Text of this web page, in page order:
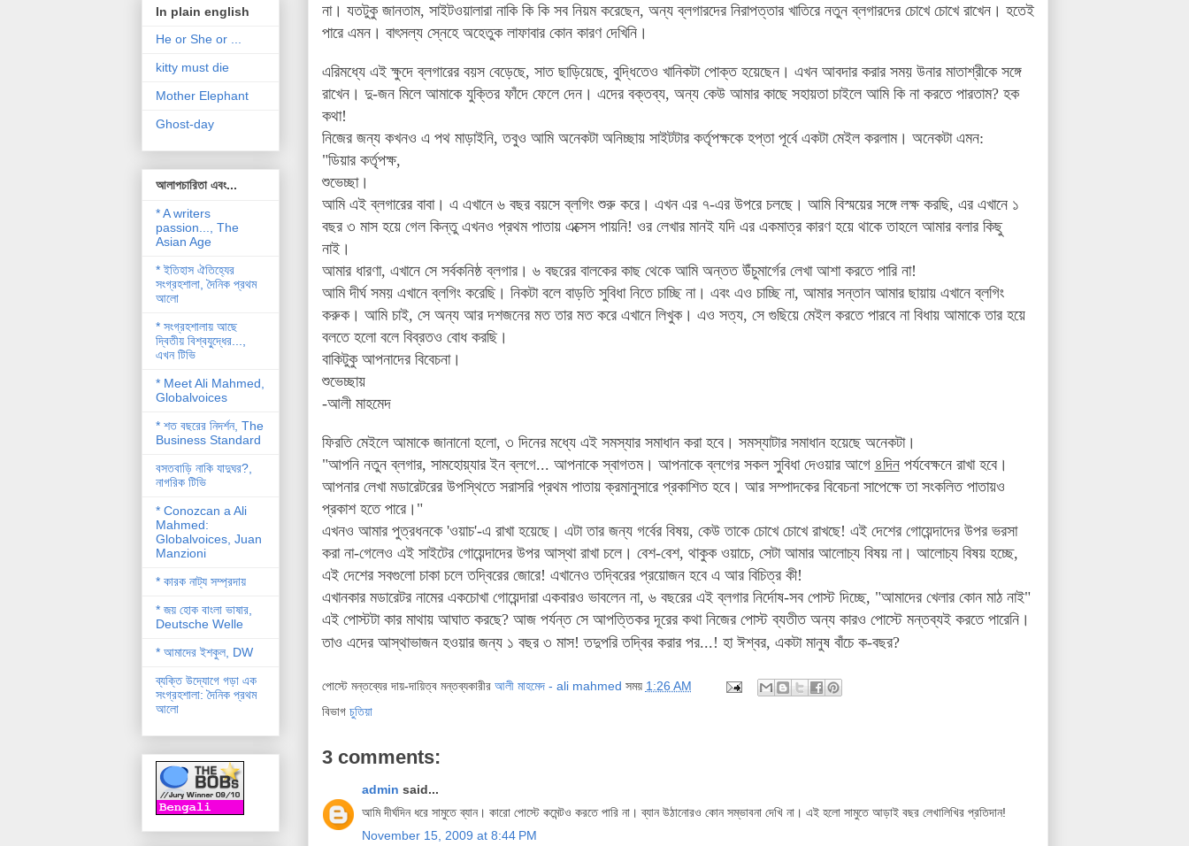
না। যতটুকু জানতাম, সাইটওয়ালারা নাকি কি কি সব নিয়ম করেছেন, অন্য ব্লগারদের নিরাপত্তার খাতিরে নতুন ব্লগারদের চোখে চোখে রাখেন। হতেই
পারে এমন। বাৎসল্য স্নেহে অহেতুক লাফাবার কোন কারণ দেখিনি।
এরিমধ্যে এই ক্ষুদে ব্লগারের বয়স বেড়েছে, সাত ছাড়িয়েছে, বুদ্ধিতেও খানিকটা পোক্ত হয়েছেন। এখন আবদার করার সময় উনার মাতাশ্রীকে সঙ্গে
রাখেন। দু-জন মিলে আমাকে যুক্তির ফাঁদে ফেলে দেন। এদের বক্তব্য, অন্য কেউ আমার কাছে সহায়তা চাইলে আমি কি না করতে পারতাম? হক
কথা!
নিজের জন্য কখনও এ পথ মাড়াইনি, তবুও আমি অনেকটা অনিচ্ছায় সাইটটার কর্তৃপক্ষকে হপ্তা পূর্বে একটা মেইল করলাম। অনেকটা এমন:
"ডিয়ার কর্তৃপক্ষ,
শুভেচ্ছা।
আমি এই ব্লগারের বাবা। এ এখানে ৬ বছর বয়সে ব্লগিং শুরু করে। এখন এর ৭-এর উপরে চলছে। আমি বিস্ময়ের সঙ্গে লক্ষ করছি, এর এখানে ১
বছর ৩ মাস হয়ে গেল কিন্তু এখনও প্রথম পাতায় এক্সেস পায়নি! ওর লেখার মানই যদি এর একমাত্র কারণ হয়ে থাকে তাহলে আমার বলার কিছু
নাই।
আমার ধারণা, এখানে সে সর্বকনিষ্ঠ ব্লগার। ৬ বছরের বালকের কাছ থেকে আমি অন্তত উঁচুমার্গের লেখা আশা করতে পারি না!
আমি দীর্ঘ সময় এখানে ব্লগিং করেছি। নিকটা বলে বাড়তি সুবিধা নিতে চাচ্ছি না। এবং এও চাচ্ছি না, আমার সন্তান আমার ছায়ায় এখানে ব্লগিং
করুক। আমি চাই, সে অন্য আর দশজনের মত তার মত করে এখানে লিখুক। এও সত্য, সে গুছিয়ে মেইল করতে পারবে না বিধায় আমাকে তার হয়ে
বলতে হলো বলে বিব্রতও বোধ করছি।
বাকিটুকু আপনাদের বিবেচনা।
শুভেচ্ছায়
-আলী মাহমেদ
ফিরতি মেইলে আমাকে জানানো হলো, ৩ দিনের মধ্যে এই সমস্যার সমাধান করা হবে। সমস্যাটার সমাধান হয়েছে অনেকটা।
"আপনি নতুন ব্লগার, সামহোয়্যার ইন ব্লগে... আপনাকে স্বাগতম। আপনাকে ব্লগের সকল সুবিধা দেওয়ার আগে ৪দিন পর্যবেক্ষনে রাখা হবে।
আপনার লেখা মডারেটরের উপস্থিতে সরাসরি প্রথম পাতায় ক্রমানুসারে প্রকাশিত হবে। আর সম্পাদকের বিবেচনা সাপেক্ষে তা সংকলিত পাতায়ও
প্রকাশ হতে পারে।"
এখনও আমার পুত্রধনকে 'ওয়াচ'-এ রাখা হয়েছে। এটা তার জন্য গর্বের বিষয়, কেউ তাকে চোখে চোখে রাখছে! এই দেশের গোয়েন্দাদের উপর ভরসা
করা না-গেলেও এই সাইটের গোয়েন্দাদের উপর আস্থা রাখা চলে। বেশ-বেশ, থাকুক ওয়াচে, সেটা আমার আলোচ্য বিষয় না। আলোচ্য বিষয় হচ্ছে,
এই দেশের সবগুলো চাকা চলে তদ্বিরের জোরে! এখানেও তদ্বিরের প্রয়োজন হবে এ আর বিচিত্র কী!
এখানকার মডারেটর নামের একচোখা গোয়েন্দারা একবারও ভাবলেন না, ৬ বছরের এই ব্লগার নির্দোষ-সব পোস্ট দিচ্ছে, "আমাদের খেলার কোন মাঠ নাই"
এই পোস্টটা কার মাথায় আঘাত করছে? আজ পর্যন্ত সে আপত্তিকর দূরের কথা নিজের পোস্ট ব্যতীত অন্য কারও পোস্টে মন্তব্যই করতে পারেনি।
তাও এদের আস্থাভাজন হওয়ার জন্য ১ বছর ৩ মাস! তদুপরি তদ্বির করার পর...! হা ঈশ্বর, একটা মানুষ বাঁচে ক-বছর?
পোস্টে মন্তব্যের দায়-দায়িত্ব মন্তব্যকারীর আলী মাহমেদ - ali mahmed সময় 1:26 AM
বিভাগ চুতিয়া
3 comments:
admin said...
আমি দীর্ঘদিন ধরে সামুতে ব্যান। কারো পোস্টে কমেন্টও করতে পারি না। ব্যান উঠানোরও কোন সম্ভাবনা দেখি না। এই হলো সামুতে আড়াই বছর লেখালিখির প্রতিদান!
November 15, 2009 at 8:44 PM
In plain english
He or She or ...
kitty must die
Mother Elephant
Ghost-day
আলাপচারিতা এবং...
* A writers
passion..., The
Asian Age
* ইতিহাস ঐতিহ্যের
সংগ্রহশালা, দৈনিক প্রথম
আলো
* সংগ্রহশালায় আছে
দ্বিতীয় বিশ্বযু্দ্ধের...,
এখন টিভি
* Meet Ali Mahmed,
Globalvoices
* শত বছরের নিদর্শন, The
Business Standard
বসতবাড়ি নাকি যাদুঘর?,
নাগরিক টিভি
* Conozcan a Ali
Mahmed:
Globalvoices, Juan
Manzioni
* কারক নাট্য সম্প্রদায়
* জয় হোক বাংলা ভাষার,
Deutsche Welle
* আমাদের ইশকুল, DW
ব্যক্তি উদ্যোগে গড়া এক
সংগ্রহশালা: দৈনিক প্রথম
আলো